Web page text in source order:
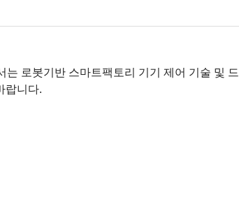
로봇기반 스마트팩토리 기기 제어 기술 및
랍니다.